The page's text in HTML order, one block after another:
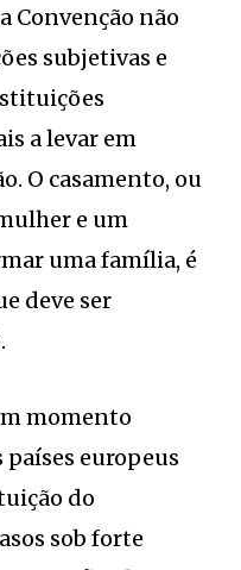
Convenção não
subjetivas e
a levar em
O casamento, ou
e um
uma família, é
deve ser
momento
europeus
do
sob forte